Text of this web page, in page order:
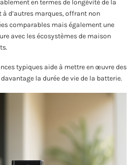
en termes de longévité de la
d’autres marques, offrant non
comparables mais également une
avec les écosystèmes de maison
typiques aide à mettre en œuvre des
la durée de vie de la batterie.